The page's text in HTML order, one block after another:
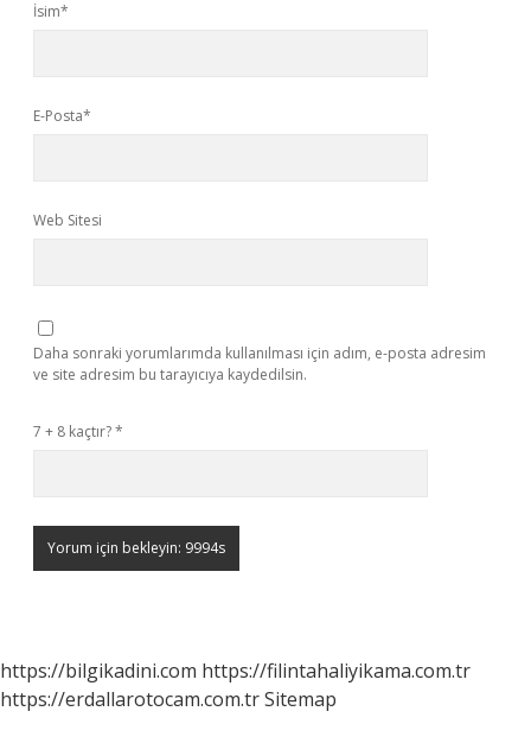
İsim*
E-Posta*
Web Sitesi
Daha sonraki yorumlarımda kullanılması için adım, e-posta adresim
ve site adresim bu tarayıcıya kaydedilsin.
7 + 8 kaçtır?*
https://bilgikadini.com https://filintahaliyikama.com.tr
https://erdallarotocam.com.trSitemap